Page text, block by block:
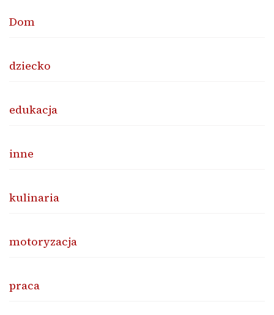
Dom
dziecko
edukacja
inne
kulinaria
motoryzacja
praca